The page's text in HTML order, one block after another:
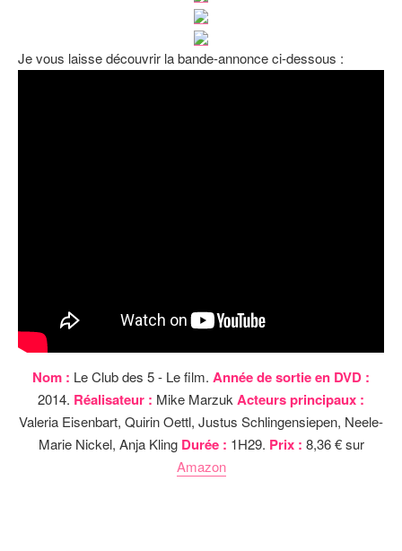
Je vous laisse découvrir la bande-annonce ci-dessous :
Nom : Le Club des 5 - Le film. Année de sortie en DVD :
2014. Réalisateur : Mike Marzuk Acteurs principaux :
Valeria Eisenbart, Quirin Oettl, Justus Schlingensiepen, Neele-
Marie Nickel, Anja Kling Durée : 1H29. Prix : 8,36 € sur
Amazon